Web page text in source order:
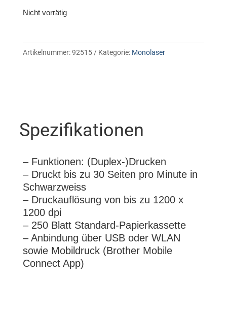
Nicht vorrätig
Artikelnummer:92515 Kategorie: Monolaser
Spezifikationen
– Funktionen: (Duplex-)Drucken
– Druckt bis zu 30 Seiten pro Minute in
Schwarzweiss
– Druckauflösung von bis zu 1200 x
1200 dpi
– 250 Blatt Standard-Papierkassette
– Anbindung über USB oder WLAN
sowie Mobildruck (Brother Mobile
Connect App)